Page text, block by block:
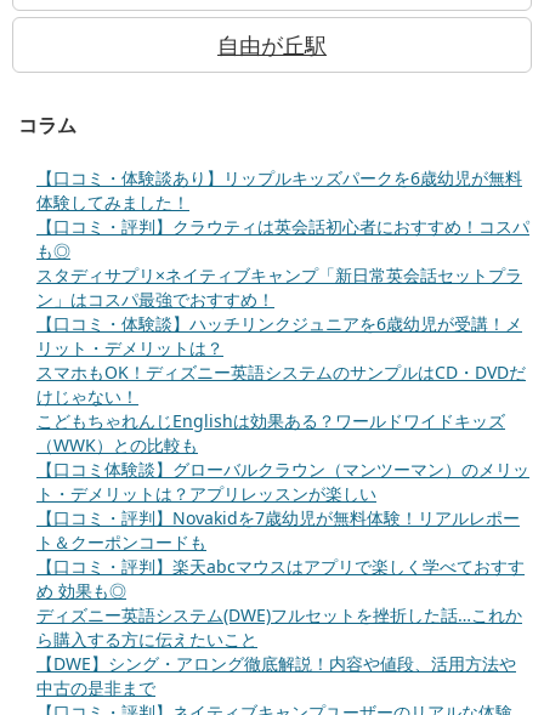
自由が丘駅
コラム
【口コミ・体験談あり】リップルキッズパークを6歳幼児が無料
体験してみました！
【口コミ・評判】クラウティは英会話初心者におすすめ！コスパ
も◎
スタディサプリ×ネイティブキャンプ「新日常英会話セットプラ
ン」はコスパ最強でおすすめ！
【口コミ・体験談】ハッチリンクジュニアを6歳幼児が受講！メ
リット・デメリットは？
スマホもOK！ディズニー英語システムのサンプルはCD・DVDだ
けじゃない！
こどもちゃれんじEnglishは効果ある？ワールドワイドキッズ
（WWK）との比較も
【口コミ体験談】グローバルクラウン（マンツーマン）のメリッ
ト・デメリットは？アプリレッスンが楽しい
【口コミ・評判】Novakidを7歳幼児が無料体験！リアルレポー
ト＆クーポンコードも
【口コミ・評判】楽天abcマウスはアプリで楽しく学べておすす
め 効果も◎
ディズニー英語システム(DWE)フルセットを挫折した話…これか
ら購入する方に伝えたいこと
【DWE】シング・アロング徹底解説！内容や値段、活用方法や
中古の是非まで